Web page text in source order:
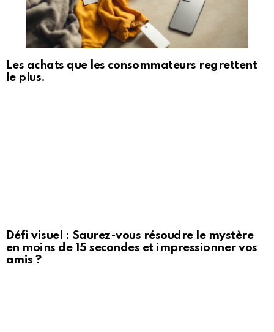
Les achats que les consommateurs regrettent
le plus.
Défi visuel : Saurez-vous résoudre le mystère
en moins de 15 secondes et impressionner vos
amis ?